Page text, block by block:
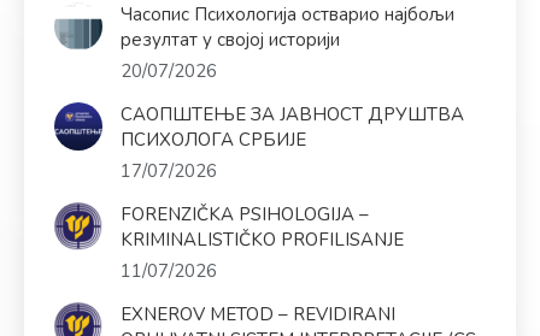
Часопис Психологија остварио најбољи
резултат у својој историји
20/07/2026
САОПШТЕЊЕ ЗА ЈАВНОСТ ДРУШТВА
ПСИХОЛОГА СРБИЈЕ
17/07/2026
FORENZIČKA PSIHOLOGIJA –
KRIMINALISTIČKO PROFILISANJE
11/07/2026
EXNEROV METOD – REVIDIRANI